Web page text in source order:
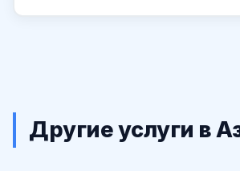
Другие услуги в